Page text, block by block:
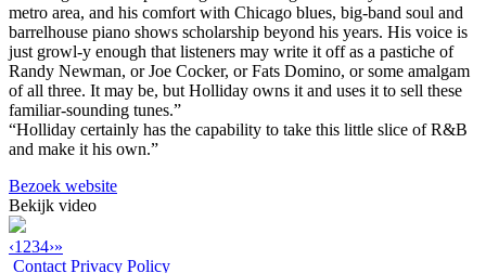
metro area, and his comfort with Chicago blues, big-band soul and
barrelhouse piano shows scholarship beyond his years. His voice is
just growl-y enough that listeners may write it off as a pastiche of
Randy Newman, or Joe Cocker, or Fats Domino, or some amalgam
of all three. It may be, but Holliday owns it and uses it to sell these
familiar-sounding tunes.”
“Holliday certainly has the capability to take this little slice of R&B
and make it his own.”
Bezoek website
Bekijk video
‹1 234›»
Contact Privacy Policy